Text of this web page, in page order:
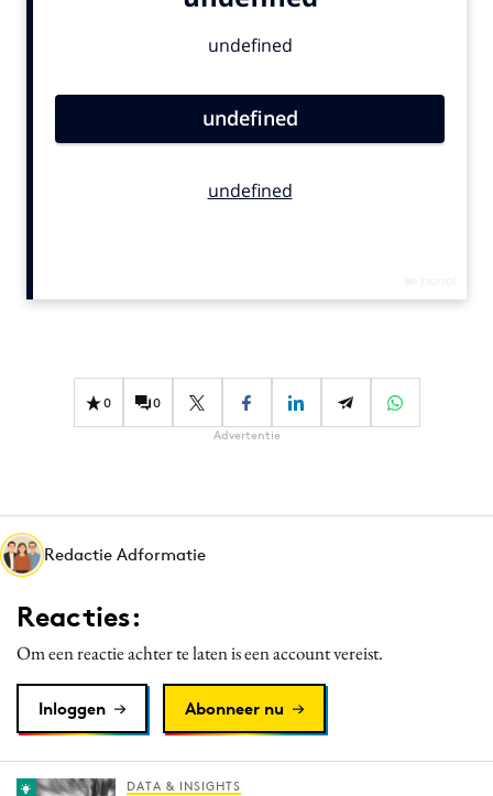
Gedragsverandering
Influencer marketing
Media
Merkstrategie
PR
Programmatic
Purpose Marketing
Reputatie & crisis
0 0
Advertentie
Redactie Adformatie
Reacties:
Om een reactie achter te laten is een account vereist.
Inloggen Abonneer nu
DATA & INSIGHTS